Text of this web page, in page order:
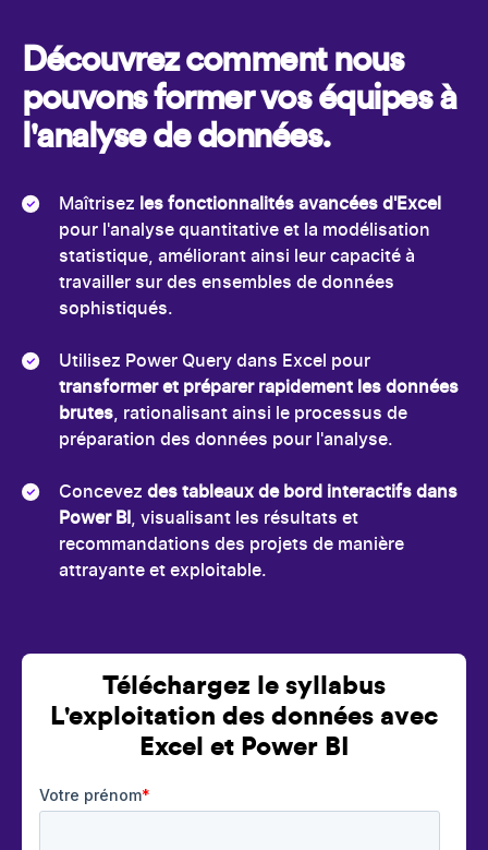
Découvrez comment nous
pouvons former vos équipes à
l'analyse de données.
Maîtrisez les fonctionnalités avancées d'Excel
pour l'analyse quantitative et la modélisation
statistique, améliorant ainsi leur capacité à
travailler sur des ensembles de données
sophistiqués.
Utilisez Power Query dans Excel pour
transformer et préparer rapidement les données
brutes, rationalisant ainsi le processus de
préparation des données pour l'analyse.
Concevez des tableaux de bord interactifs dans
Power BI , visualisant les résultats et
recommandations des projets de manière
attrayante et exploitable.
Téléchargez le syllabus
L'exploitation des données avec
Excel et Power BI